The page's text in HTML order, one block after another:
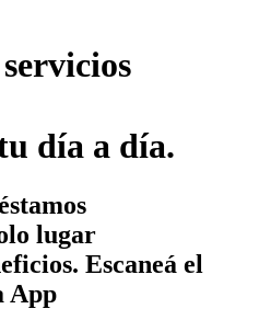
día a día.
lugar
Escaneá el
App